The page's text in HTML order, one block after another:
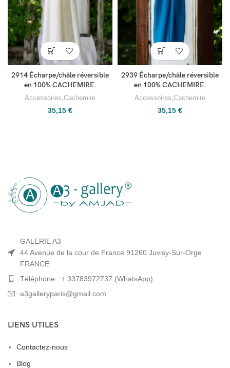
2914 Écharpe/châle réversible
en 100% CACHEMIRE.
Accessoires Cachemire
35,15 €
2939 Écharpe/châle réversible
en 100% CACHEMIRE.
Accessoires Cachemire
35,15 €
GALERIE A3
44 Avenue de la cour de France 91260 Juvisy-Sur-Orge
FRANCE
Téléphone : + 33783972737 (WhatsApp)
a3galleryparis@gmail.com
LIENS UTILES
Contactez-nous
Blog